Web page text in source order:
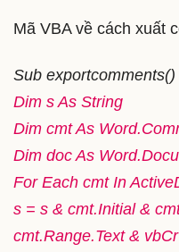
Mã VBA về cách xuất
Sub exportcomments()
Dim s As String
Dim cmt As
Dim doc As
For Each cmt In
s = s & cmt.Initial &
cmt.Range.Text & vbCr